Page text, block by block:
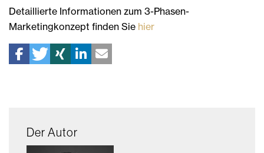
Detaillierte Informationen zum 3-Phasen-
Marketingkonzept finden Sie hier
Der Autor